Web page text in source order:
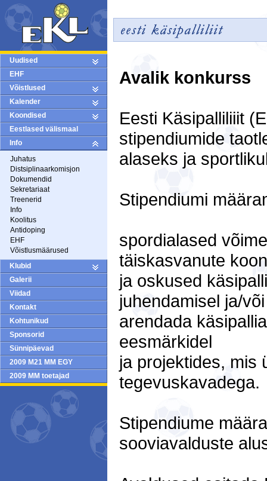
Uudised
EHF
Võistlused
Kalender
Koondised
Eestlased välismaal
Info
Juhatus
Distsiplinaarkomisjon
Dokumendid
Sekretariaat
Treenerid
Info
Koolitus
Antidoping
EHF
Võistlusmäärused
Klubid
Galerii
Viidad
Kontakt
Kohtunikud
Sponsorid
Sünnipäevad
2009 M21 MM EGY
2009 MM toetajad
Avalik konkurss
Eesti Käsipalliliiit
stipendiumide
alaseks ja
Stipendiumi
spordialased
täiskasvanute
ja oskused käsipalli
juhendamisel ja/
arendada
eesmärkidel
ja projektides, mis
tegevuskavadega.
Stipendiume
sooviavalduste